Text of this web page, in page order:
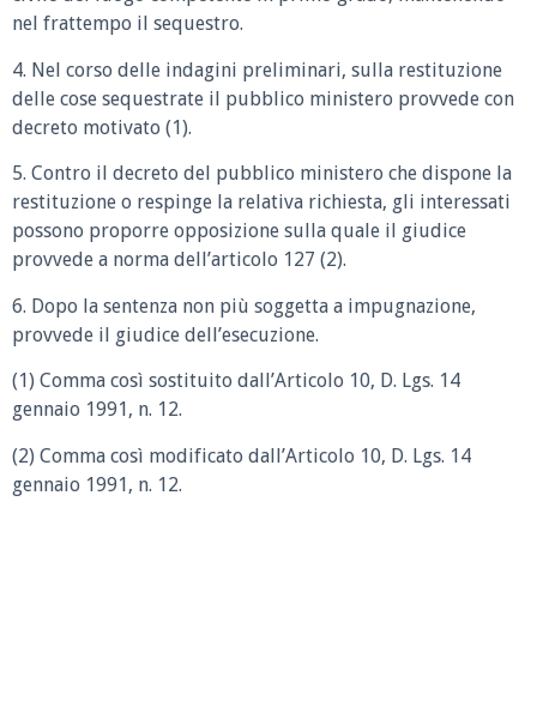
nel frattempo il sequestro.
4. Nel corso delle indagini preliminari, sulla restituzione
delle cose sequestrate il pubblico ministero provvede con
decreto motivato (1).
5. Contro il decreto del pubblico ministero che dispone la
restituzione o respinge la relativa richiesta, gli interessati
possono proporre opposizione sulla quale il giudice
provvede a norma dell’articolo 127 (2).
6. Dopo la sentenza non più soggetta a impugnazione,
provvede il giudice dell’esecuzione.
(1) Comma così sostituito dall’Articolo 10, D. Lgs. 14
gennaio 1991, n. 12.
(2) Comma così modificato dall’Articolo 10, D. Lgs. 14
gennaio 1991, n. 12.